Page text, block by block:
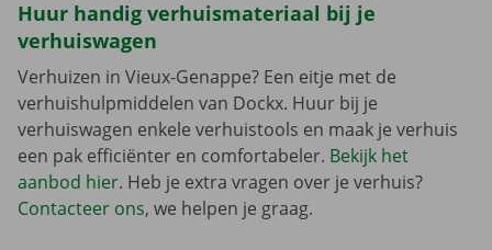
Huur handig verhuismateriaal bij je
verhuiswagen
Verhuizen in Vieux-Genappe? Een eitje met de
verhuishulpmiddelen van Dockx. Huur bij je
verhuiswagen enkele verhuistools en maak je verhuis
een pak efficiënter en comfortabeler. Bekijk het
aanbod hier. Heb je extra vragen over je verhuis?
Contacteer ons, we helpen je graag.